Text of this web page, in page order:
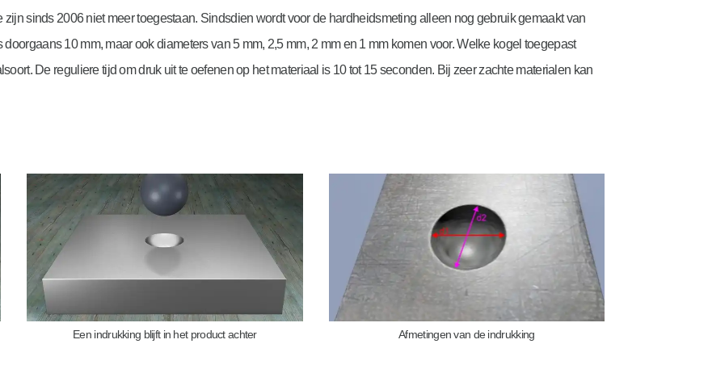
sinds 2006 niet meer toegestaan. Sindsdien wordt voor de hardheidsmeting alleen nog gebruik gemaakt van
10 mm, maar ook diameters van 5 mm, 2,5 mm, 2 mm en 1 mm komen voor. Welke kogel toegepast
De reguliere tijd om druk uit te oefenen op het materiaal is 10 tot 15 seconden. Bij zeer zachte materialen kan
Een indrukking blijft in het product achter Afmetingen van de indrukking